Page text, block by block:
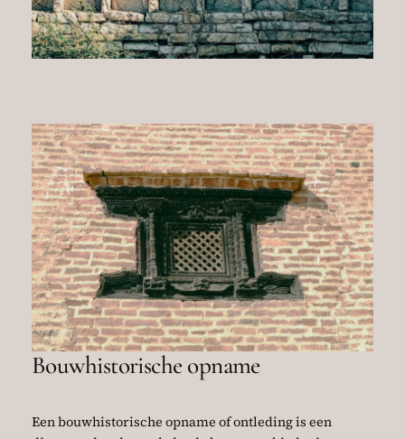
Bouwhistorische opname
Een bouwhistorische opname of ontleding is een